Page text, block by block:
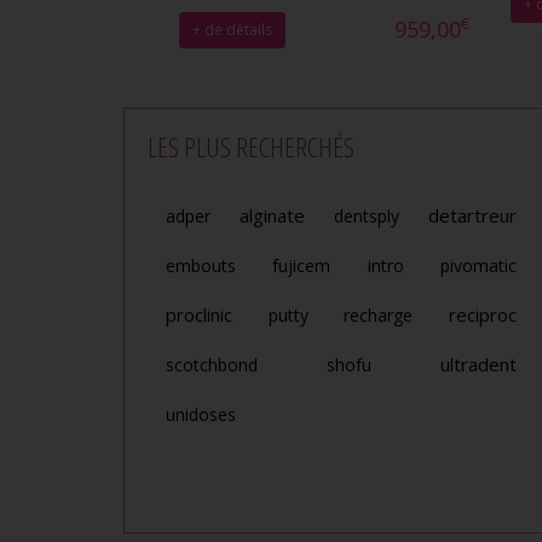
+ de détails 959,00€
+
LES PLUS RECHERCHÉS
adper alginate dentsply detartreur
embouts fujicem intro pivomatic
proclinic putty recharge reciproc
scotchbond shofu ultradent
unidoses